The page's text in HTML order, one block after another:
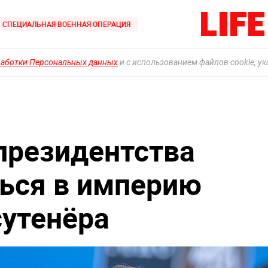
СПЕЦИАЛЬНАЯ ВОЕННАЯ ОПЕРАЦИЯ
Персональных данныхи с использованием файлов cookie,
в империю